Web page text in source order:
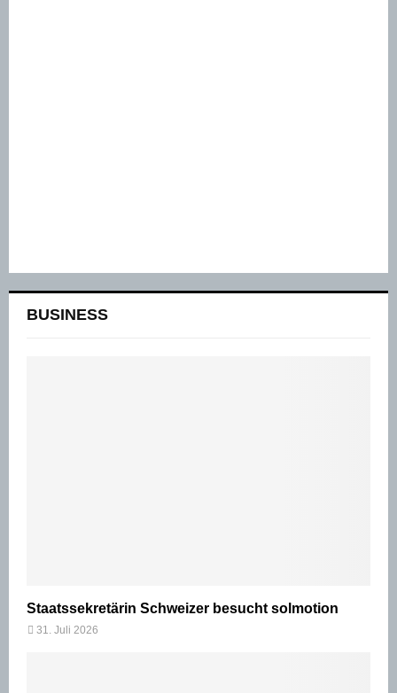
BUSINESS
Staatssekretärin Schweizer besucht solmotion
31. Juli 2026